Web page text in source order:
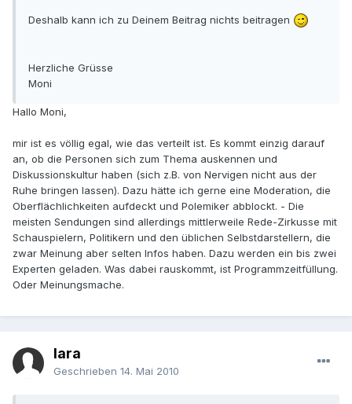
Deshalb kann ich zu Deinem Beitrag nichts beitragen
Herzliche Grüsse
Moni
Hallo Moni,
mir ist es völlig egal, wie das verteilt ist. Es kommt einzig darauf
an, ob die Personen sich zum Thema auskennen und
Diskussionskultur haben (sich z.B. von Nervigen nicht aus der
Ruhe bringen lassen). Dazu hätte ich gerne eine Moderation, die
Oberflächlichkeiten aufdeckt und Polemiker abblockt. - Die
meisten Sendungen sind allerdings mittlerweile Rede-Zirkusse mit
Schauspielern, Politikern und den üblichen Selbstdarstellern, die
zwar Meinung aber selten Infos haben. Dazu werden ein bis zwei
Experten geladen. Was dabei rauskommt, ist Programmzeitfüllung.
Oder Meinungsmache.
lara
Geschrieben 14. Mai 2010